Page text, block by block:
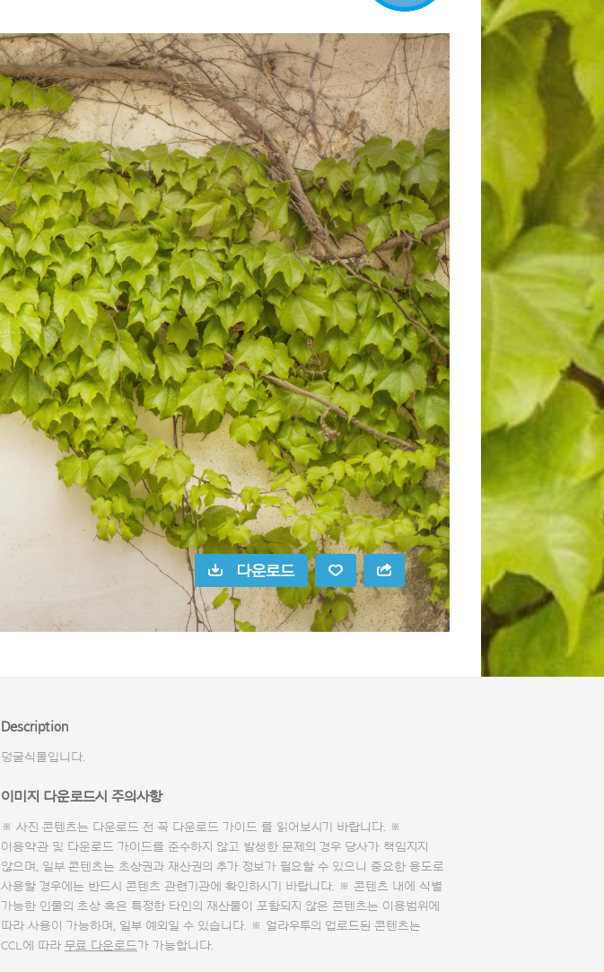
다운로드
Description
덩굴식물입니다.
이미지 다운로드시 주의사항
※ 사진 콘텐츠는 다운로드 전 꼭 다운로드 가이드 를 읽어보시기 바랍니다. ※
이용약관 및 다운로드 가이드를 준수하지 않고 발생한 문제의 경우 당사가 책임지지
않으며, 일부 콘텐츠는 초상권과 재산권의 추가 정보가 필요할 수 있으니 중요한 용도로
사용할 경우에는 반드시 콘텐츠 관련기관에 확인하시기 바랍니다. ※ 콘텐츠 내에 식별
가능한 인물의 초상 혹은 특정한 타인의 재산물이 포함되지 않은 콘텐츠는 이용범위에
따라 사용이 가능하며, 일부 예외일 수 있습니다. ※ 얼라우투의 업로드된 콘텐츠는
CCL에 따라 무료 다운로드가 가능합니다.